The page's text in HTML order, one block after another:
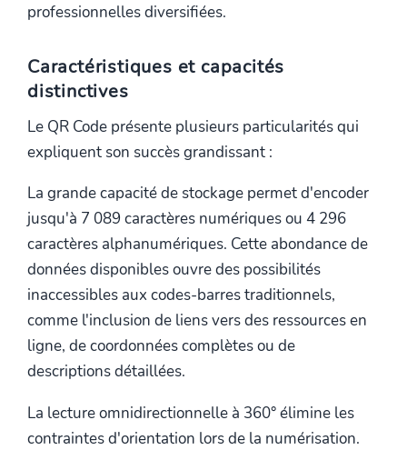
professionnelles diversifiées.
Caractéristiques et capacités
distinctives
Le QR Code présente plusieurs particularités qui
expliquent son succès grandissant :
La grande capacité de stockage permet d'encoder
jusqu'à 7 089 caractères numériques ou 4 296
caractères alphanumériques. Cette abondance de
données disponibles ouvre des possibilités
inaccessibles aux codes-barres traditionnels,
comme l'inclusion de liens vers des ressources en
ligne, de coordonnées complètes ou de
descriptions détaillées.
La lecture omnidirectionnelle à 360° élimine les
contraintes d'orientation lors de la numérisation.